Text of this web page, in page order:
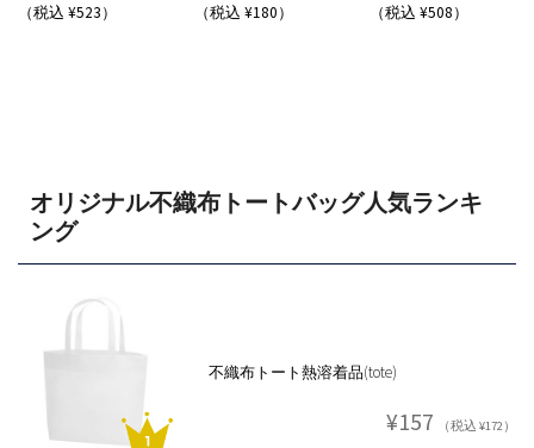
（税込 ¥523） （税込 ¥180） （税込 ¥508）
オリジナル不織布トートバッグ人気ランキ
ング
不織布トート熱溶着品(tote)
¥157 （税込 ¥172）